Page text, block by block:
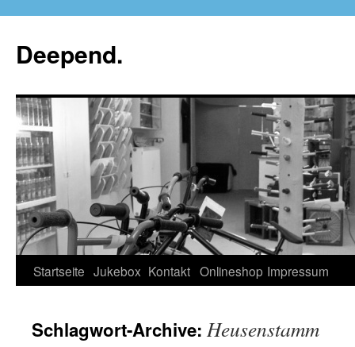
Deepend.
Startseite Jukebox Kontakt Onlineshop Impressum
Schlagwort-Archive: Heusenstamm